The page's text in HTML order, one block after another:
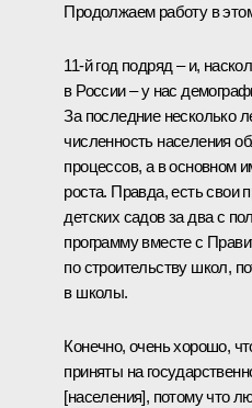
Продолжаем работу в
11-й год подряд – и,
в России – у нас
За последние несколько
численность населения
процессов, а в основном
роста. Правда, есть свои
детских садов за два с
программу вместе с
по строительству школ,
в школы.
Конечно, очень хорошо,
приняты на
[населения], потому что